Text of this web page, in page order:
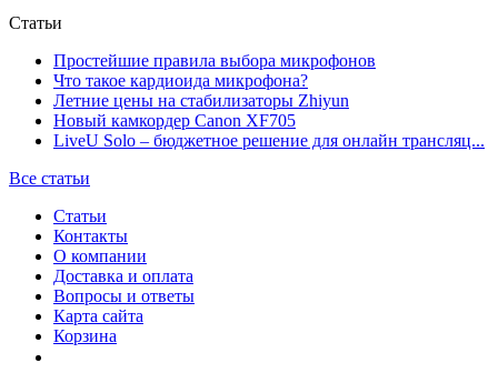
Статьи
Простейшие правила выбора микрофонов
Что такое кардиоида микрофона?
Летние цены на стабилизаторы Zhiyun
Новый камкордер Canon XF705
LiveU Solo – бюджетное решение для онлайн трансляц...
Все статьи
Статьи
Контакты
О компании
Доставка и оплата
Вопросы и ответы
Карта сайта
Корзина